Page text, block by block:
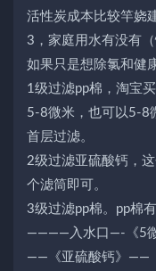
活性炭成本比较竿娆
3，家庭用水有没有
如果只是想除氯和健
1级过滤pp棉，淘宝
5-8微米，也可以5-8
首层过滤。
2级过滤亚硫酸钙，
个滤筒即可。
3级过滤pp棉。pp棉
————入水口—-《5微
——《亚硫酸钙》——